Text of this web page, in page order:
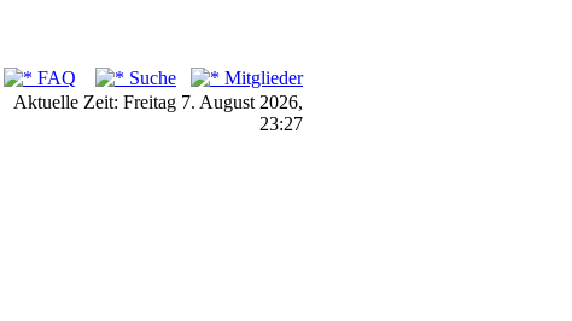
FAQ Suche
Mitglieder
Aktuelle Zeit: Freitag 7. August 2026,
23:27